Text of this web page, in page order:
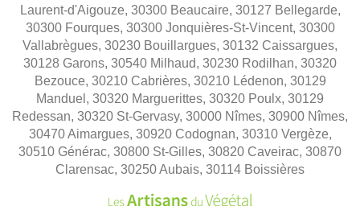
Laurent-d'Aigouze, 30300 Beaucaire, 30127 Bellegarde,
30300 Fourques, 30300 Jonquières-St-Vincent, 30300
Vallabrègues, 30230 Bouillargues, 30132 Caissargues,
30128 Garons, 30540 Milhaud, 30230 Rodilhan, 30320
Bezouce, 30210 Cabrières, 30210 Lédenon, 30129
Manduel, 30320 Marguerittes, 30320 Poulx, 30129
Redessan, 30320 St-Gervasy, 30000 Nîmes, 30900 Nîmes,
30470 Aimargues, 30920 Codognan, 30310 Vergèze,
30510 Générac, 30800 St-Gilles, 30820 Caveirac, 30870
Clarensac, 30250 Aubais, 30114 Boissières